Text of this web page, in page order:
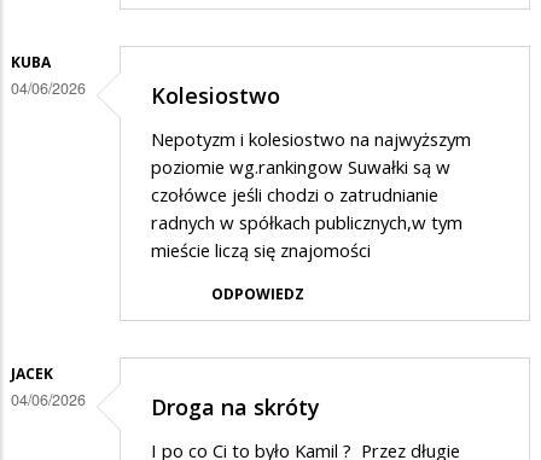
KUBA
04/06/2026 Kolesiostwo
Nepotyzm i kolesiostwo na najwyższym
poziomie wg.rankingow Suwałki są w
czołówce jeśli chodzi o zatrudnianie
radnych w spółkach publicznych,w tym
mieście liczą się znajomości
ODPOWIEDZ
JACEK
04/06/2026 Droga na skróty
I po co Ci to było Kamil ? Przez długie